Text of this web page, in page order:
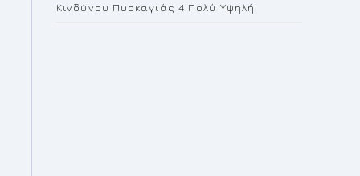
Κινδύνου Πυρκαγιάς 4 Πολύ Υψηλή